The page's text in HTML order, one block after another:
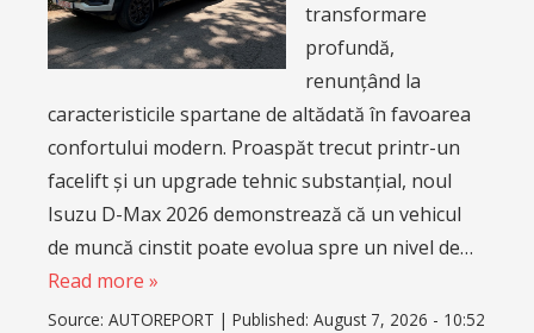
transformare
profundă,
renunțând la
caracteristicile spartane de altădată în favoarea
confortului modern. Proaspăt trecut printr-un
facelift și un upgrade tehnic substanțial, noul
Isuzu D-Max 2026 demonstrează că un vehicul
de muncă cinstit poate evolua spre un nivel de…
Read more »
Source: AUTOREPORT | Published: August 7, 2026 - 10:52